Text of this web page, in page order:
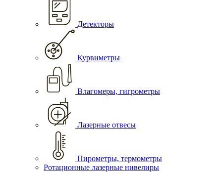
Детекторы
Курвиметры
Влагомеры, гигрометры
Лазерные отвесы
Пирометры, термометры
Ротационные лазерные нивелиры